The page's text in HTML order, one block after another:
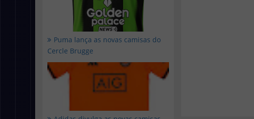
Puma lança as novas camisas do
Cercle Brugge